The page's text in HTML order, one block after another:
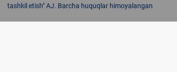
tashkil etish" AJ. Barcha huquqlar himoyalangan